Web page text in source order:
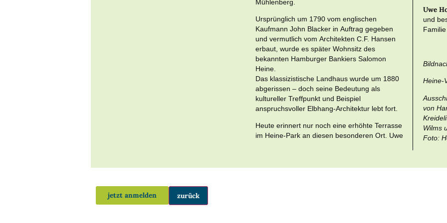
Mühlenberg.
Ursprünglich um 1790 vom englischen
Kaufmann John Blacker in Auftrag gegeben
und vermutlich vom Architekten C.F. Hansen
erbaut, wurde es später Wohnsitz des
bekannten Hamburger Bankiers Salomon
Heine.
Das klassizistische Landhaus wurde um 1880
abgerissen – doch seine Bedeutung als
kultureller Treffpunkt und Beispiel
anspruchsvoller Elbhang-Architektur lebt fort.
Heute erinnert nur noch eine erhöhte Terrasse
im Heine-Park an diesen besonderen Ort. Uwe
Uwe
und
Heine-
von
Wilms
Foto:
jetzt anmelden zurück